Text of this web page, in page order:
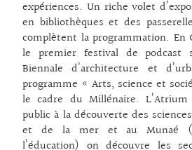
expériences. Un riche volet
en bibliothèques et des
complètent la programmation. En
le premier festival de podcast
Biennale d’architecture et
programme « Arts, science et
le cadre du Millénaire.
public à la découverte des
et de la mer et au Munaé
l’éducation) on découvre les